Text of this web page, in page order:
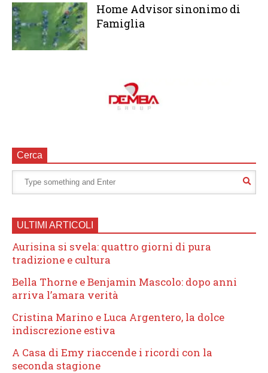
Home Advisor sinonimo di
Famiglia
Cerca
ULTIMI ARTICOLI
Aurisina si svela: quattro giorni di pura
tradizione e cultura
Bella Thorne e Benjamin Mascolo: dopo anni
arriva l’amara verità
Cristina Marino e Luca Argentero, la dolce
indiscrezione estiva
A Casa di Emy riaccende i ricordi con la
seconda stagione